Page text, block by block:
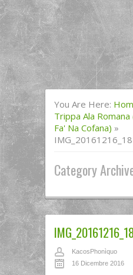
You Are Here:
Trippa Ala
Fa' Na Cofana) »
Category
KacosPhonìquo
16 Dicembre 2016